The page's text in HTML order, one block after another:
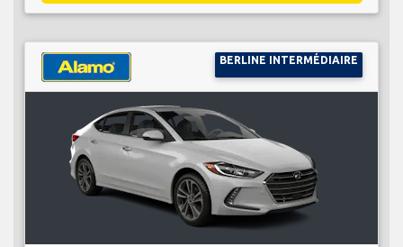
BERLINE INTERMÉDIAIRE